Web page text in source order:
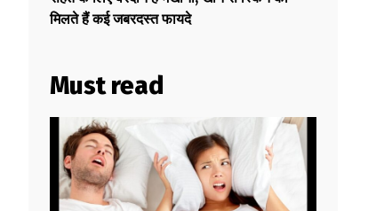
मिलते हैं कई जबरदस्त फायदे
Must read